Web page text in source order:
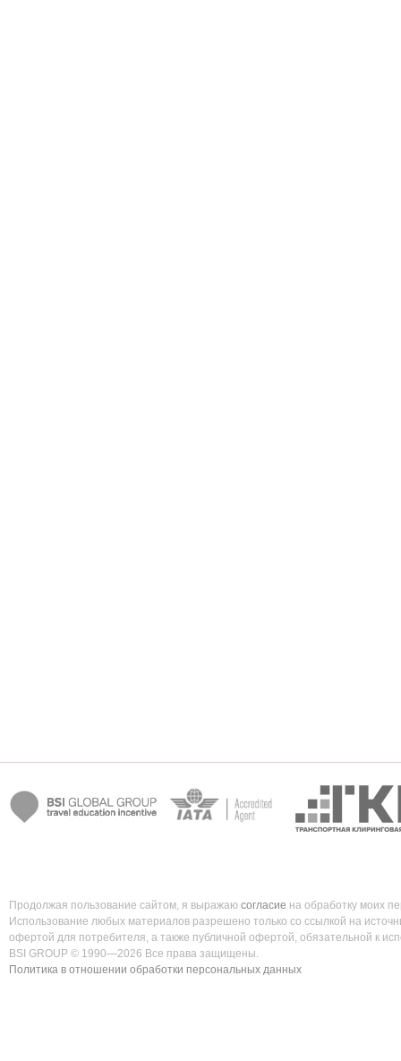
Продолжая пользование сайтом, я выражаю согласие на обработку моих
Использование любых материалов разрешено только со ссылкой на
офертой для потребителя, а также публичной офертой, обязательной к
BSI GROUP © 1990—2026 Все права защищены.
Политика в отношении обработки персональных данных